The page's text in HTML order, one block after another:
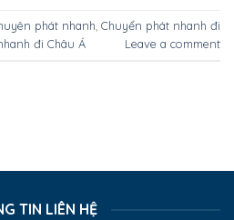
phát nhanh, Chuyển phát nhanh đi
đi Châu Á Leave a comment
TIN LIÊN HỆ